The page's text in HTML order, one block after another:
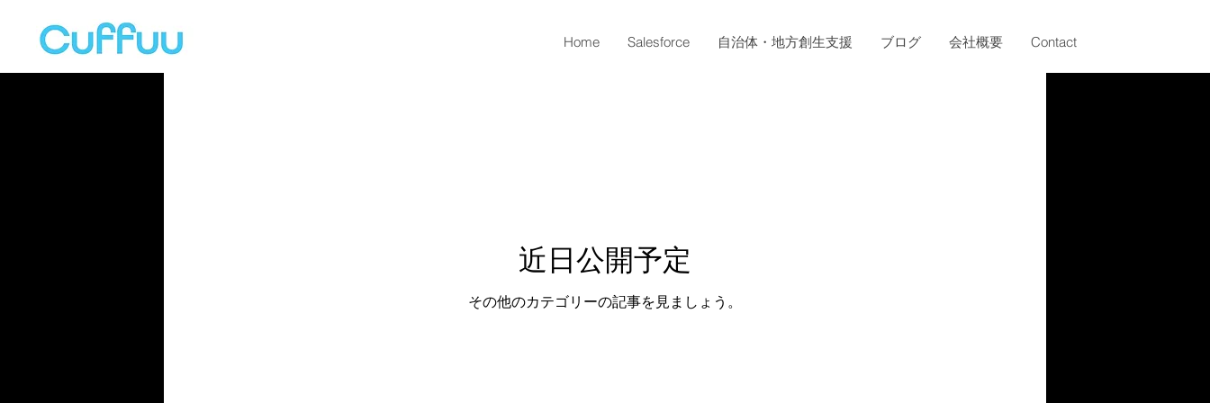
Home Salesforce 自治体・地方創生支援 ブログ 会社概要 Contact
近日公開予定
その他のカテゴリーの記事を見ましょう。